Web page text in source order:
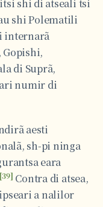
shi di atseali tsi
shi Polematili
internarã
di Suprã,
numir di
aesti
sh-pi ninga
eara
[39] Contra di atsea,
a nalilor